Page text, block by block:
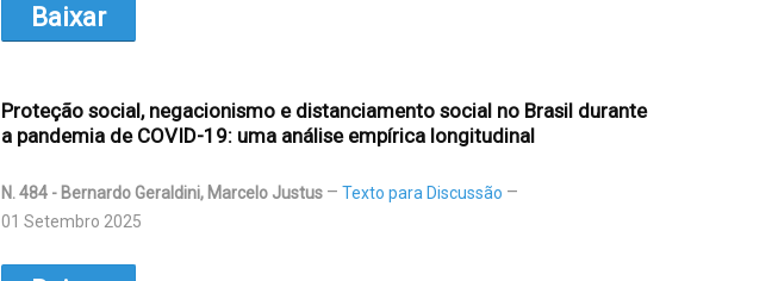
Baixar
Proteção social, negacionismo e distanciamento social no Brasil durante
a pandemia de COVID-19: uma análise empírica longitudinal
N. 484 - Bernardo Geraldini, Marcelo Justus
Texto para Discussão
01 Setembro 2025